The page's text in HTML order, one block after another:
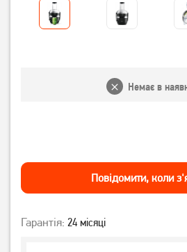
Немає в
Повiдомити, коли
Гарантія: 24 місяці